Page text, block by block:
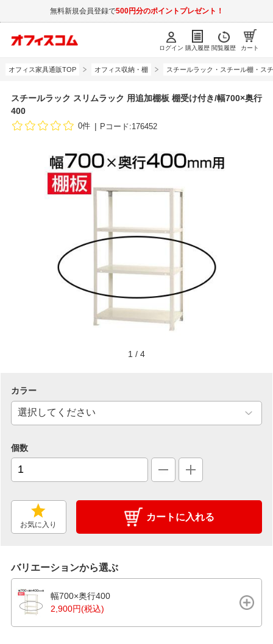
無料新規会員登録で500円分のポイントプレゼント！
ログイン 購入履歴 閲覧履歴 カート
オフィス家具通販TOP オフィス収納・棚 スチールラック・スチール棚・ス
スチールラック スリムラック 用追加棚板 棚受け付き/幅700×奥行
400
0件 Pコード:176452
1 / 4
カラー
個数
お気に入り
カートに入れる
バリエーションから選ぶ
幅700×奥行400
2,900円(税込)